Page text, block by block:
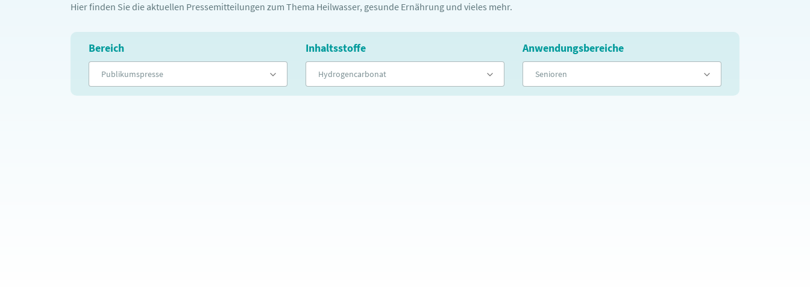
Hier finden Sie die aktuellen Pressemitteilungen zum Thema Heilwasser, gesunde Ernährung und vieles mehr.
Bereich
Publikumspresse
Inhaltsstoffe
Hydrogencarbonat
Anwendungsbereiche
Senioren